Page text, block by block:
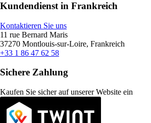
Kundendienst in Frankreich
Kontaktieren Sie uns
11 rue Bernard Maris
37270 Montlouis-sur-Loire, Frankreich
+33 1 86 47 62 58
Sichere Zahlung
Kaufen Sie sicher auf unserer Website ein